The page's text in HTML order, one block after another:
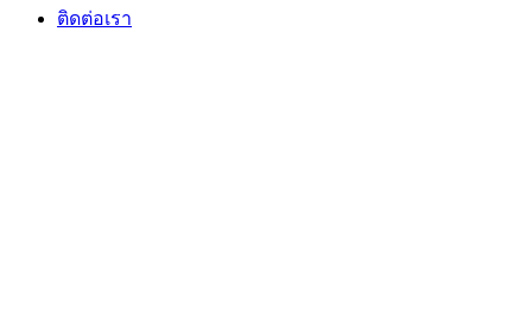
ติดต่อเรา